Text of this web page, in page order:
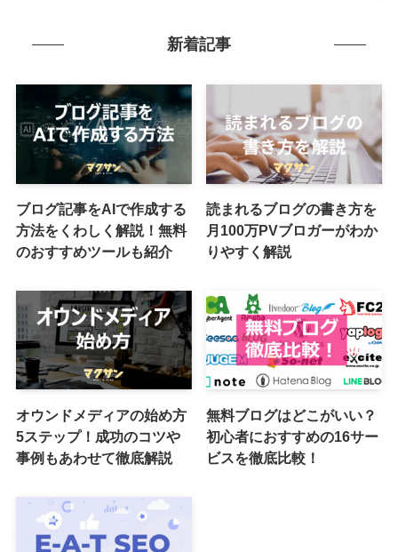
新着記事
ブログ記事をAIで作成する
方法をくわしく解説！無料
のおすすめツールも紹介
読まれるブログの書き方を
月100万PVブロガーがわか
りやすく解説
オウンドメディアの始め方
5ステップ！成功のコツや
事例もあわせて徹底解説
無料ブログはどこがいい？
初心者におすすめの16サー
ビスを徹底比較！